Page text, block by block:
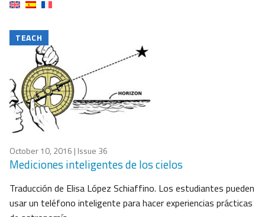
TEACH
October 10, 2016 | Issue 36
Mediciones inteligentes de los cielos
Traducción de Elisa López Schiaffino. Los estudiantes pueden
usar un teléfono inteligente para hacer experiencias prácticas